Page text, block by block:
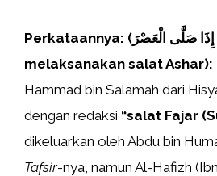
Perkataannya: (إِذَا صَلَّى الْعَصْرَ – Apabila selesai
melaksanakan salat Ashar):
Hammad bin Salamah dari
dengan redaksi “salat Fajar
dikeluarkan oleh Abdu bin
Tafsir-nya, namun Al-Hafizh